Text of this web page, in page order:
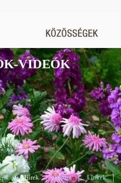
VIDEÓK
Hírek Fórum Linkek